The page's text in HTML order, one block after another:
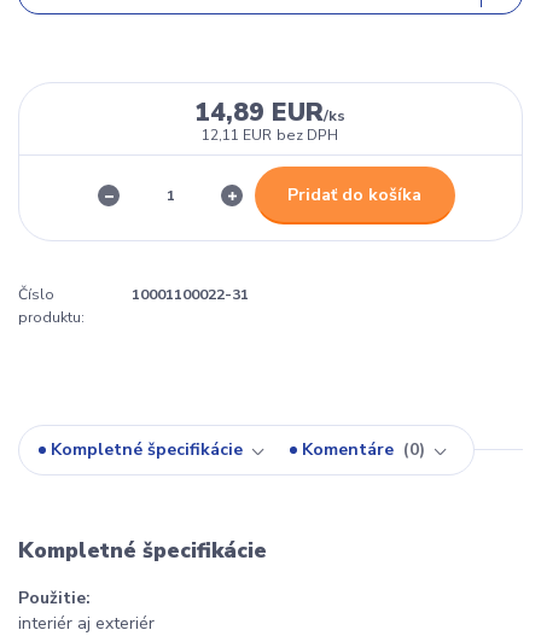
14,89 EUR/ks
12,11 EUR bez DPH
Pridať do košíka
Číslo
produktu:
10001100022-31
Kompletné špecifikácie Komentáre 0
Kompletné špecifikácie
Použitie:
interiér aj exteriér